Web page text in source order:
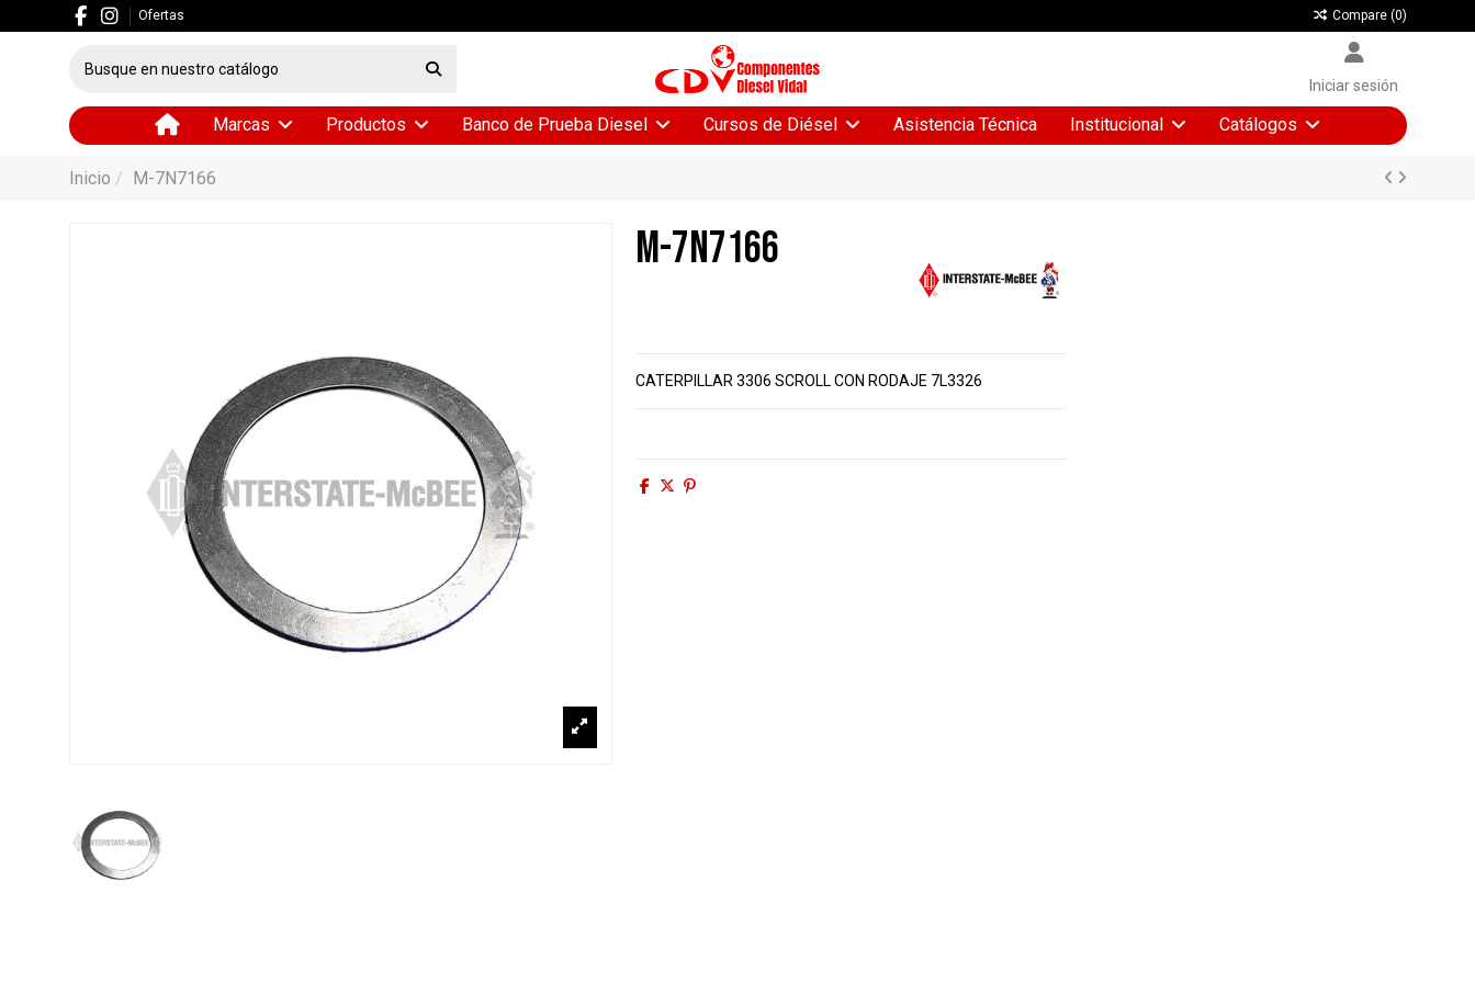
Ofertas Compare (0)
Iniciar sesión
Marcas Productos Banco de Prueba Diesel Cursos de Diésel Asistencia Técnica Institucional Catálogos
Inicio M-7N7166
M-7N7166
CATERPILLAR 3306 SCROLL CON RODAJE 7L3326